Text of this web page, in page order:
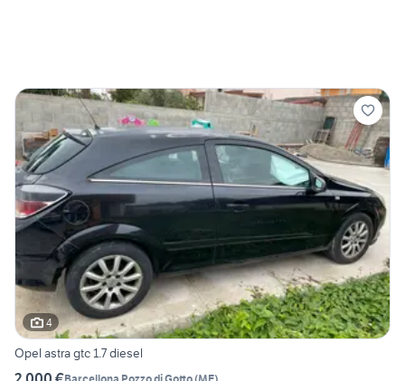
4
Opel astra gtc 1.7 diesel